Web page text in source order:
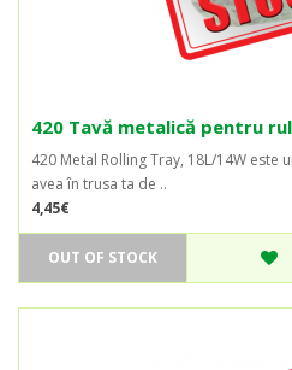
420 Tavă metalică pentru
420 Metal Rolling Tray, 18L/14W
avea în trusa ta de ..
4,45€
OUT OF STOCK